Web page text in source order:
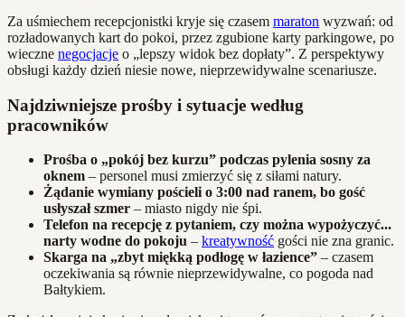
Za uśmiechem recepcjonistki kryje się czasem maraton wyzwań: od
rozładowanych kart do pokoi, przez zgubione karty parkingowe, po
wieczne negocjacje o „lepszy widok bez dopłaty”. Z perspektywy
obsługi każdy dzień niesie nowe, nieprzewidywalne scenariusze.
Najdziwniejsze prośby i sytuacje według
pracowników
Prośba o „pokój bez kurzu” podczas pylenia sosny za
oknem – personel musi zmierzyć się z siłami natury.
Żądanie wymiany pościeli o 3:00 nad ranem, bo gość
usłyszał szmer – miasto nigdy nie śpi.
Telefon na recepcję z pytaniem, czy można wypożyczyć...
narty wodne do pokoju – kreatywność gości nie zna granic.
Skarga na „zbyt miękką podłogę w łazience” – czasem
oczekiwania są równie nieprzewidywalne, co pogoda nad
Bałtykiem.